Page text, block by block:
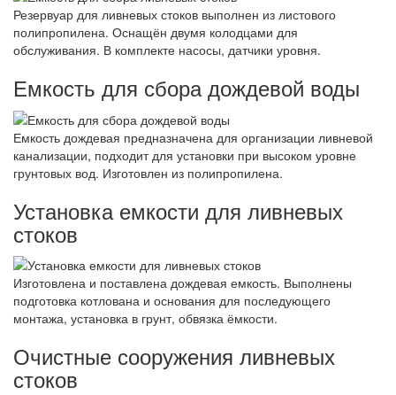
Резервуар для ливневых стоков выполнен из листового
полипропилена. Оснащён двумя колодцами для
обслуживания. В комплекте насосы, датчики уровня.
Емкость для сбора дождевой воды
Емкость дождевая предназначена для организации ливневой
канализации, подходит для установки при высоком уровне
грунтовых вод. Изготовлен из полипропилена.
Установка емкости для ливневых
стоков
Изготовлена и поставлена дождевая емкость. Выполнены
подготовка котлована и основания для последующего
монтажа, установка в грунт, обвязка ёмкости.
Очистные сооружения ливневых
стоков